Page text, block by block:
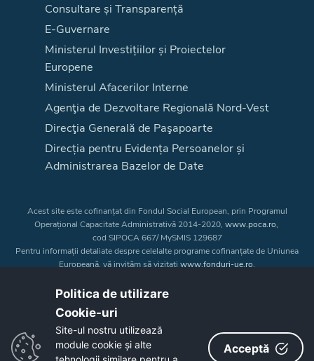
Consultare și Transparență
E-Guvernare
Ministerul Investițiilor și Proiectelor
Europene
Ministerul Afacerilor Interne
Agenţia de Dezvoltare Regională Nord-Vest
Direcţia Generală de Paşapoarte
Direcția pentru Evidența Persoanelor și
Administrarea Bazelor de Date
Acest site este cofinanțat din Fondul Social European, prin Programul
Operațional Capacitate Administrativă 2014-2020, www.poca.ro,
cod SIPOCA 667/ MySMIS 129687
Pentru informații detaliate despre celelalte programe cofinanțate de Uniunea
Europeană, vă invităm să vizitați www.fonduri-ue.ro.
a Uniunii Europene. Întreaga responsabilitate asupra
Copyright © 2026 - Consiliul Judeţean Bistrița-Năsăud
Politica de utilizare
Cookie-uri‎
Site-ul nostru utilizează
module cookie și alte
Acceptă